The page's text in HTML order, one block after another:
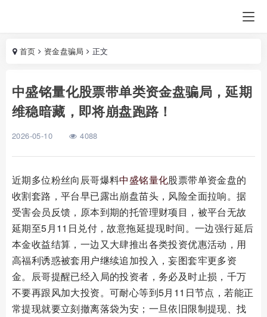
首页 资金盘骗局 正文
中盛铭量化股票带单类资金盘骗局，延期
维稳暗藏，即将崩盘跑路！
2026-05-10 4088
近期多位粉丝向辰哥爆料中盛铭量化股票带单资金盘的
收割套路，平台早已露出崩盘苗头，风险全面拉响。据
受害会员反馈，原本到期的托管理财项目，被平台无故
延期至5月11日兑付，故意拖延提现时间。一边强行延后
本金收益结算，一边又大肆推出各类投资优惠活动，用
高福利诱惑被套用户继续追加投入，妄图套牢更多资
金。辰哥提醒已经入局的投资者，务必及时止损，千万
不要再跟风加大投资。可耐心等到5月11日节点，若能正
常提现就要立刻撤离落袋为安；一旦依旧限制提现、找